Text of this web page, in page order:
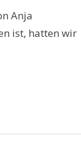
Anja
ist, hatten wir